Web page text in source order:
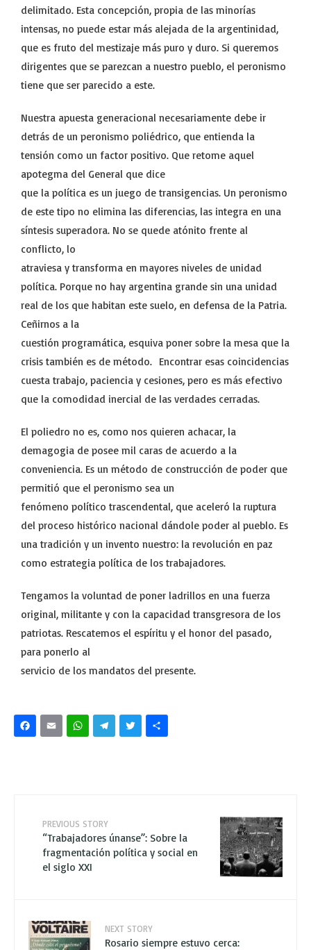
delimitado. Esta concepción, propia de las minorías
intensas, no puede estar más alejada de la argentinidad,
que es fruto del mestizaje más puro y duro. Si queremos
dirigentes que se parezcan a nuestro pueblo, el peronismo
tiene que ser parecido a este.
Nuestra apuesta generacional necesariamente debe ir
detrás de un peronismo poliédrico, que entienda la
tensión como un factor positivo. Que retome aquel
apotegma del General que dice
que la política es un juego de transigencias. Un peronismo
de este tipo no elimina las diferencias, las integra en una
síntesis superadora. No se quede atónito frente al
conflicto, lo
atraviesa y transforma en mayores niveles de unidad
política. Porque no hay argentina grande sin una unidad
real de los que habitan este suelo, en defensa de la Patria.
Ceñirnos a la
cuestión programática, esquiva poner sobre la mesa que la
crisis también es de método. Encontrar esas coincidencias
cuesta trabajo, paciencia y cesiones, pero es más efectivo
que la comodidad inercial de las verdades cerradas.
El poliedro no es, como nos quieren achacar, la
demagogia de posee mil caras de acuerdo a la
conveniencia. Es un método de construcción de poder que
permitió que el peronismo sea un
fenómeno político trascendental, que aceleró la ruptura
del proceso histórico nacional dándole poder al pueblo. Es
una tradición y un invento nuestro: la revolución en paz
como estrategia política de los trabajadores.
Tengamos la voluntad de poner ladrillos en una fuerza
original, militante y con la capacidad transgresora de los
patriotas. Rescatemos el espíritu y el honor del pasado,
para ponerlo al
servicio de los mandatos del presente.
Facebook
EmailWhatsApp
Telegram
Twitter
PREVIOUS STORY
“Trabajadores únanse”: Sobre la
fragmentación política y social en
el siglo XXI
NEXT STORY
Rosario siempre estuvo cerca: